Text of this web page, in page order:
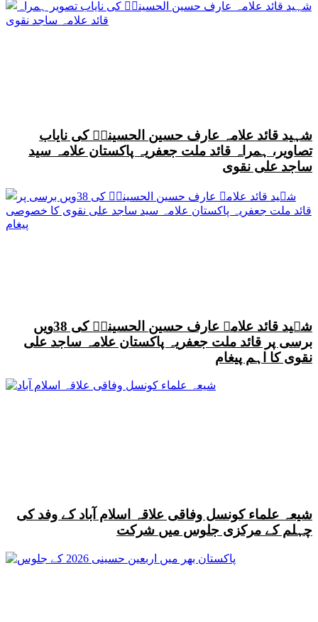
شہید قائد علامہ عارف حسین الحسینیؒ کی نایاب
تصاویر، ہمراہ قائد ملت جعفریہ پاکستان علامہ سید
ساجد علی نقوی
شہید قائد علامہ عارف حسین الحسینیؒ کی 38ویں
برسی پر قائد ملت جعفریہ پاکستان علامہ ساجد علی
نقوی کا اہم پیغام
شیعہ علماء کونسل وفاقی علاقہ اسلام آباد کے وفد کی
چہلم کے مرکزی جلوس میں شرکت